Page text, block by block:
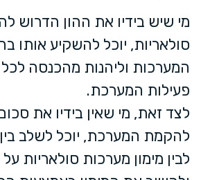
מי שיש בידיו את ההון הדרוש
סולאריות, יוכל להשקיע אותו
המערכות וליהנות מהכנסה
פעילות המערכת.
לצד זאת, מי שאין בידיו את
להקמת המערכת, יוכל לשלב בין
לבין מימון מערכות סולאריות על